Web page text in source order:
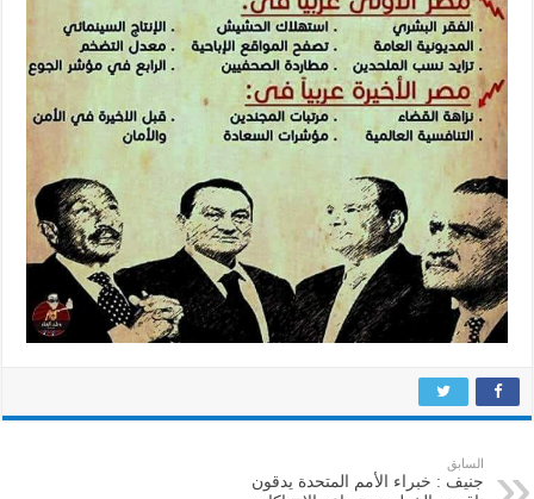
السابق
جنيف : خبراء الأمم المتحدة يدقون